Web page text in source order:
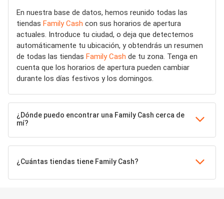
En nuestra base de datos, hemos reunido todas las
tiendas Family Cash con sus horarios de apertura
actuales. Introduce tu ciudad, o deja que detectemos
automáticamente tu ubicación, y obtendrás un resumen
de todas las tiendas Family Cash de tu zona. Tenga en
cuenta que los horarios de apertura pueden cambiar
durante los días festivos y los domingos.
¿Dónde puedo encontrar una Family Cash cerca de
mí?
¿Cuántas tiendas tiene Family Cash?